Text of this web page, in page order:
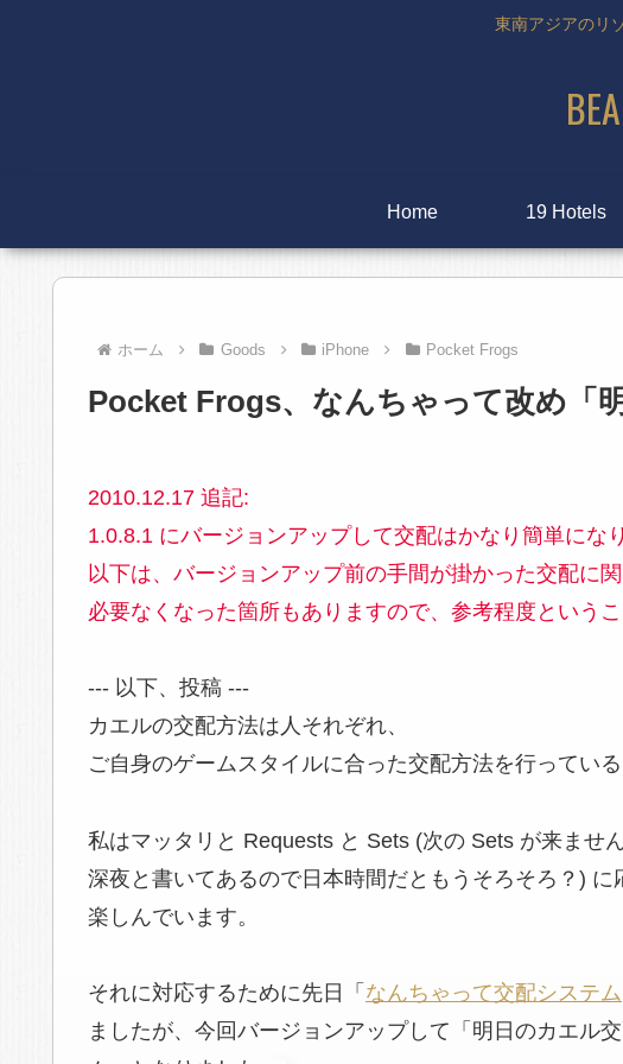
東南アジアのリ
Home 19 Hotels
ホーム Goods iPhone Pocket Frogs
Pocket Frogs、なんちゃって改め「
2010.12.17 追記:
1.0.8.1 にバージョンアップして交配はかなり簡単にな
以下は、バージョンアップ前の手間が掛かった交配に関
必要なくなった箇所もありますので、参考程度というこ
--- 以下、投稿 ---
カエルの交配方法は人それぞれ、
ご自身のゲームスタイルに合った交配方法を行っている
私はマッタリと Requests と Sets (次の Sets が来ませ
深夜と書いてあるので日本時間だともうそろそろ？) に
楽しんでいます。
それに対応するために先日「 なんちゃって交配システム
ましたが、今回バージョンアップして「明日のカエル